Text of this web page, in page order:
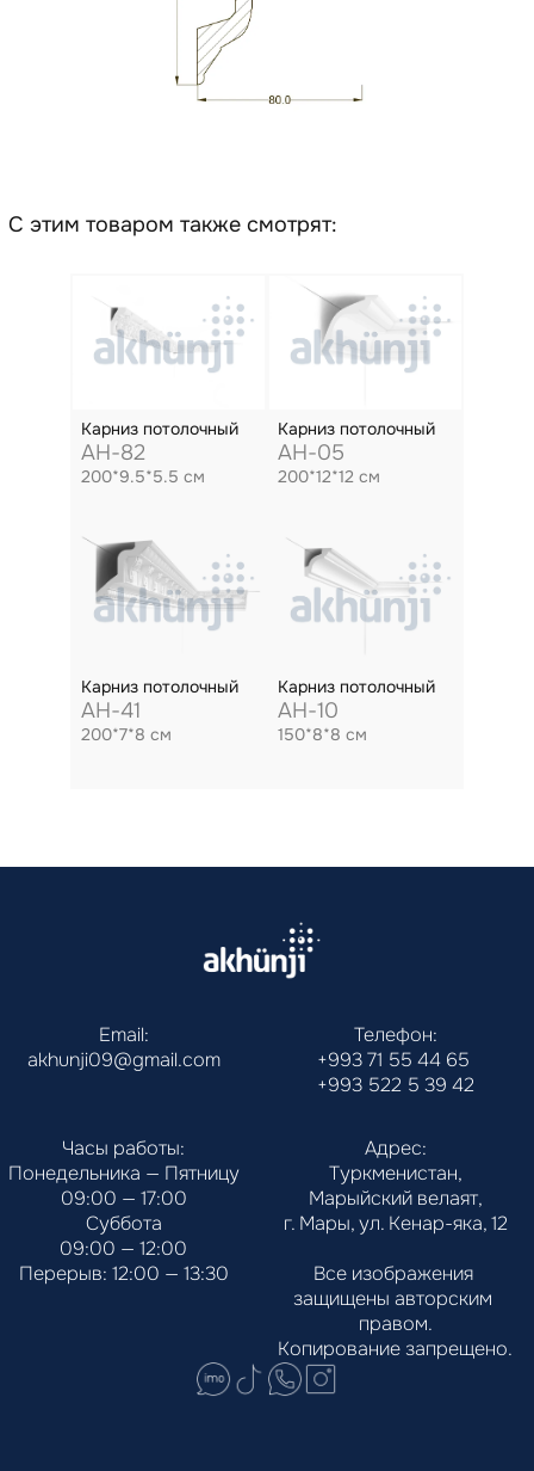
С этим товаром также смотрят:
Карниз потолочный
AH-82
200*9.5*5.5 см
Карниз потолочный
AH-05
200*12*12 см
Карниз потолочный
AH-41
200*7*8 см
Карниз потолочный
AH-10
150*8*8 см
Email:
akhunji09@gmail.com
Телефон:
+993 71 55 44 65
+993 522 5 39 42
Часы работы:
Понедельника — Пятницу
09:00 — 17:00
Суббота
09:00 — 12:00
Перерыв: 12:00 — 13:30
Адрес:
Туркменистан,
Марыйский велаят,
г. Мары, ул. Кенар-яка, 12
Все изображения
защищены авторским
правом.
Копирование запрещено.